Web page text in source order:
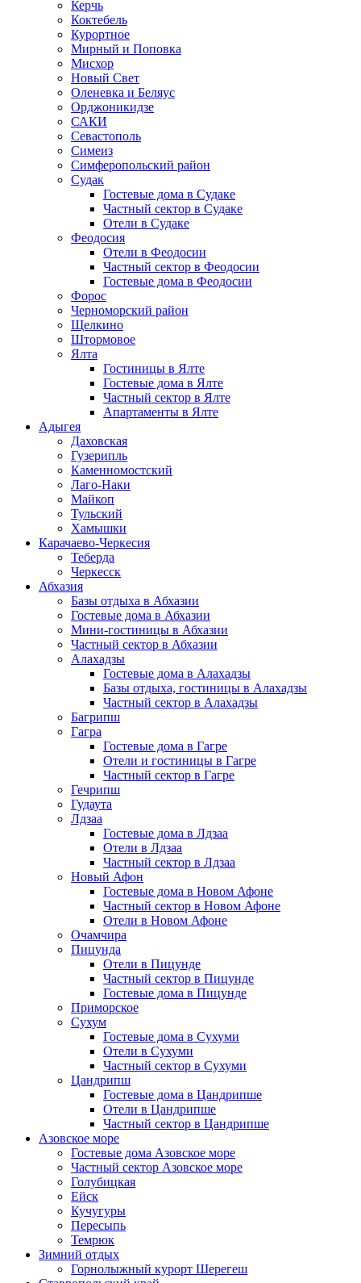
Керчь
Коктебель
Курортное
Мирный и Поповка
Мисхор
Новый Свет
Оленевка и Беляус
Орджоникидзе
САКИ
Севастополь
Симеиз
Симферопольский район
Судак
Гостевые дома в Судаке
Частный сектор в Судаке
Отели в Судаке
Феодосия
Отели в Феодосии
Частный сектор в Феодосии
Гостевые дома в Феодосии
Форос
Черноморский район
Щелкино
Штормовое
Ялта
Гостиницы в Ялте
Гостевые дома в Ялте
Частный сектор в Ялте
Апартаменты в Ялте
Адыгея
Даховская
Гузерипль
Каменномостский
Лаго-Наки
Майкоп
Тульский
Хамышки
Карачаево-Черкесия
Теберда
Черкесск
Абхазия
Базы отдыха в Абхазии
Гостевые дома в Абхазии
Мини-гостиницы в Абхазии
Частный сектор в Абхазии
Алахадзы
Гостевые дома в Алахадзы
Базы отдыха, гостиницы в Алахадзы
Частный сектор в Алахадзы
Багрипш
Гагра
Гостевые дома в Гагре
Отели и гостиницы в Гагре
Частный сектор в Гагре
Гечрипш
Гудаута
Лдзаа
Гостевые дома в Лдзаа
Отели в Лдзаа
Частный сектор в Лдзаа
Новый Афон
Гостевые дома в Новом Афоне
Частный сектор в Новом Афоне
Отели в Новом Афоне
Очамчира
Пицунда
Отели в Пицунде
Частный сектор в Пицунде
Гостевые дома в Пицунде
Приморское
Сухум
Гостевые дома в Сухуми
Отели в Сухуми
Частный сектор в Сухуми
Цандрипш
Гостевые дома в Цандрипше
Отели в Цандрипше
Частный сектор в Цандрипше
Азовское море
Гостевые дома Азовское море
Частный сектор Азовское море
Голубицкая
Ейск
Кучугуры
Пересыпь
Темрюк
Зимний отдых
Горнолыжный курорт Шерегеш